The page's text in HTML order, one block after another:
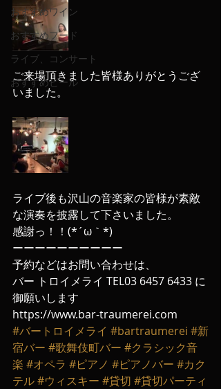
おすすめワイン
おすすめフード
ライブ、コンサート
おすすめビール
ご来場頂きました皆様ありがとうござ
いました。
ライブ後も沢山の音楽家の皆様が素敵
な演奏を披露して下さいました。
感謝っ！！(*´ω｀*)
ーーーーーーーーーー
予約などはお問い合わせは、
バー トロイメライ TEL03 6457 6433 に
御願いします
https://www.bar-traumerei.com
#バートロイメライ #bartraumerei #新
宿バー #歌舞伎町バー #クラシック音
楽 #オペラ #ピアノ #ピアノバー #カク
テル#ウィスキー #貸切 #貸切パーティ